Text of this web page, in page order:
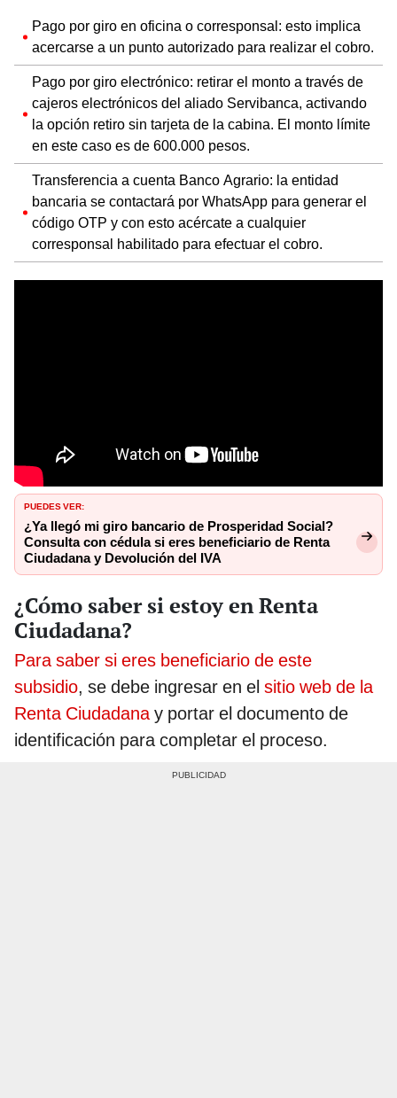
Pago por giro en oficina o corresponsal: esto implica
acercarse a un punto autorizado para realizar el cobro.
Pago por giro electrónico: retirar el monto a través de
cajeros electrónicos del aliado Servibanca, activando
la opción retiro sin tarjeta de la cabina. El monto límite
en este caso es de 600.000 pesos.
Transferencia a cuenta Banco Agrario: la entidad
bancaria se contactará por WhatsApp para generar el
código OTP y con esto acércate a cualquier
corresponsal habilitado para efectuar el cobro.
PUEDES VER:
¿Ya llegó mi giro bancario de Prosperidad Social?
Consulta con cédula si eres beneficiario de Renta
Ciudadana y Devolución del IVA
¿Cómo saber si estoy en Renta
Ciudadana?
Para saber si eres beneficiario de este
subsidio, se debe ingresar en el sitio web de la
Renta Ciudadana y portar el documento de
identificación para completar el proceso.